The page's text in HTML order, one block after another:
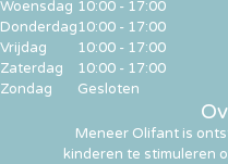
Meneer Olifant is
kinderen te stimuleren
Woensdag
Donderdag
Vrijdag
Zaterdag
Zondag
10:00 - 17:00
10:00 - 17:00
10:00 - 17:00
10:00 - 17:00
Gesloten